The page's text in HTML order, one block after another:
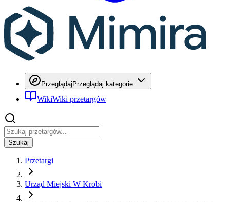
PrzeglądajPrzeglądaj kategorie
WikiWiki przetargów
Szukaj
Przetargi
Urząd Miejski W Krobi